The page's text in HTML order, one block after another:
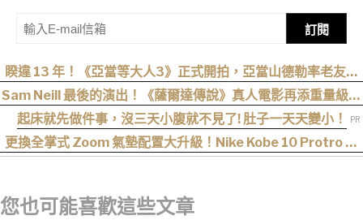
訂閱
睽違 13 年！《亞當等大人3》正式開拍，亞當山德勒率老友轉
戰 Netflix
Sam Neill 最後的演出！《薩爾達傳說》真人電影再添重量級卡
司
起床就先做件事，沒三天小腹就不見了! 肚子一天天變小！
更換全掌式 Zoom 氣墊配置大升級！Nike Kobe 10 Protro 正
您也可能喜歡這些文章